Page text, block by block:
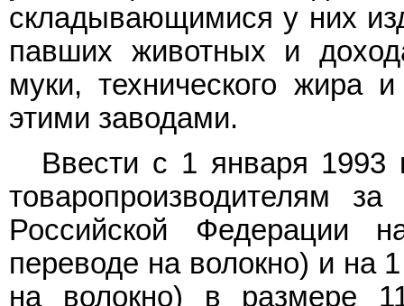
складывающимися у них
павших животных и
муки, технического жира
этими заводами.
Ввести с 1 января 1993
товаропроизводителям
Российской Федерации
переводе на волокно) и на
на волокно) в размере